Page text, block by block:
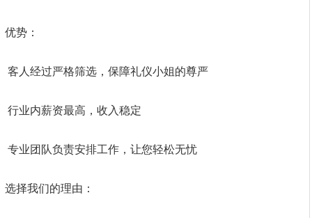
优势：
客人经过严格筛选，保障礼仪小姐的尊严
行业内薪资最高，收入稳定
专业团队负责安排工作，让您轻松无忧
选择我们的理由：